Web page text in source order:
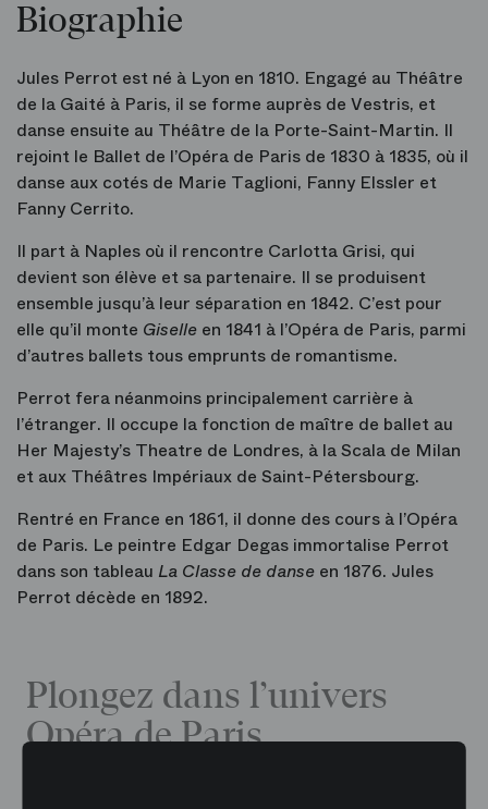
Biographie
Jules Perrot est né à Lyon en 1810. Engagé au Théâtre
de la Gaité à Paris, il se forme auprès de Vestris, et
danse ensuite au Théâtre de la Porte-Saint-Martin. Il
rejoint le Ballet de l’Opéra de Paris de 1830 à 1835, où il
danse aux cotés de Marie Taglioni, Fanny Elssler et
Fanny Cerrito.
Il part à Naples où il rencontre Carlotta Grisi, qui
devient son élève et sa partenaire. Il se produisent
ensemble jusqu’à leur séparation en 1842. C’est pour
elle qu’il monte Giselle en 1841 à l’Opéra de Paris, parmi
d’autres ballets tous emprunts de romantisme.
Perrot fera néanmoins principalement carrière à
l’étranger. Il occupe la fonction de maître de ballet au
Her Majesty’s Theatre de Londres, à la Scala de Milan
et aux Théâtres Impériaux de Saint-Pétersbourg.
Rentré en France en 1861, il donne des cours à l’Opéra
de Paris. Le peintre Edgar Degas immortalise Perrot
dans son tableau La Classe de danse en 1876. Jules
Perrot décède en 1892.
Plongez dans l’univers
Opéra de Paris